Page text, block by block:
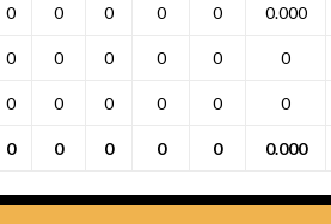
0 0 0 0 0 0.000
0 0 0 0 0 0
0 0 0 0 0 0
0 0 0 0 0 0.000